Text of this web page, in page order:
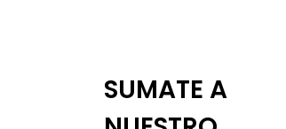
SUMATE A